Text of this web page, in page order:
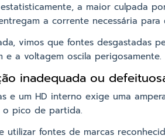
a maior culpada
a corrente necessária para
vimos que fontes desgastadas
e a voltagem oscila perigosamente.
inadequada ou
e um HD interno exige uma
pico de partida.
utilizar fontes de marcas